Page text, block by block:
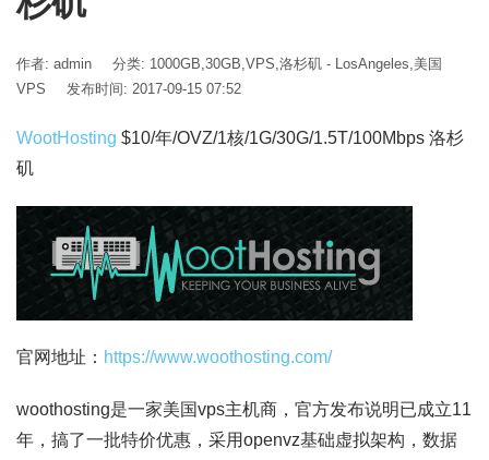
作者: admin 分类: 1000GB,30GB,VPS,洛杉矶 - LosAngeles,美国
VPS
发布时间: 2017-09-15 07:52
WootHosting $10/年/OVZ/1核/1G/30G/1.5T/100Mbps 洛杉
矶
官网地址： https://www.woothosting.com/
woothosting是一家美国vps主机商，官方发布说明已成立11
年，搞了一批特价优惠，采用openvz基础虚拟架构，数据